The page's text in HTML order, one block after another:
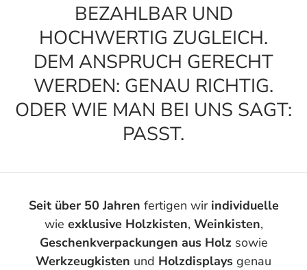
BEZAHLBAR UND
HOCHWERTIG ZUGLEICH.
DEM ANSPRUCH GERECHT
WERDEN: GENAU RICHTIG.
ODER WIE MAN BEI UNS SAGT:
PASST.
Seit über 50 Jahren fertigen wir individuelle
wie exklusive Holzkisten, Weinkisten,
Geschenkverpackungen aus Holz sowie
Werkzeugkisten und Holzdisplays genau